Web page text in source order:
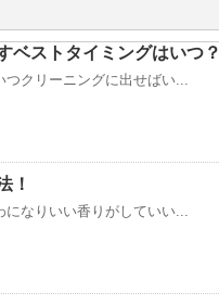
ベストタイミングはいつ？
クリーニングに出せばい...
！
なりいい香りがしていい...